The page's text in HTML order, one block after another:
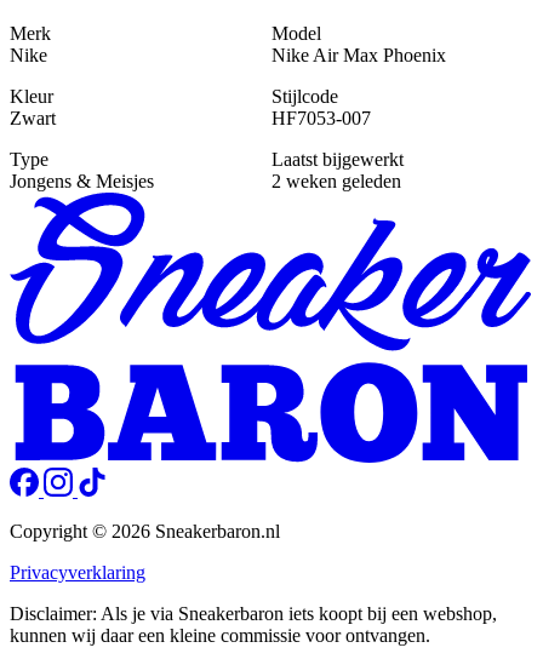
Merk
Nike
Model
Nike Air Max Phoenix
Kleur
Zwart
Stijlcode
HF7053-007
Type
Jongens & Meisjes
Laatst bijgewerkt
2 weken geleden
Copyright © 2026 Sneakerbaron.nl
Privacyverklaring
Disclaimer: Als je via Sneakerbaron iets koopt bij een webshop,
kunnen wij daar een kleine commissie voor ontvangen.